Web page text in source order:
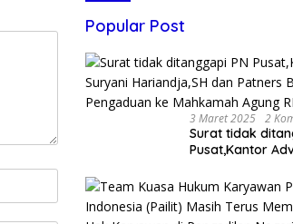
Popular Post
3 Maret 2025 2
Surat tidak
Pusat,Kantor
Pengaduan ke
Agung RI